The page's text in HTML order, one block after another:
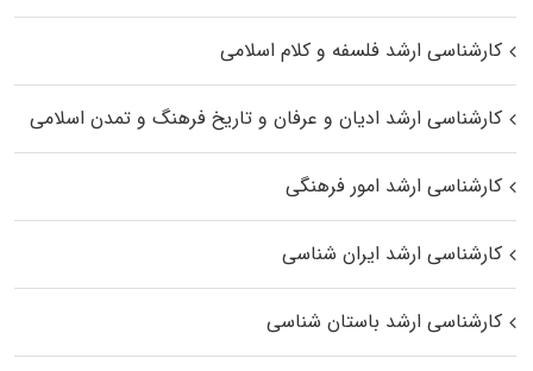
کارشناسی ارشد فلسفه و کلام اسلامی
کارشناسی ارشد ادیان و عرفان و تاریخ فرهنگ و تمدن اسلامی
کارشناسی ارشد امور فرهنگی
کارشناسی ارشد ایران شناسی
کارشناسی ارشد باستان شناسی